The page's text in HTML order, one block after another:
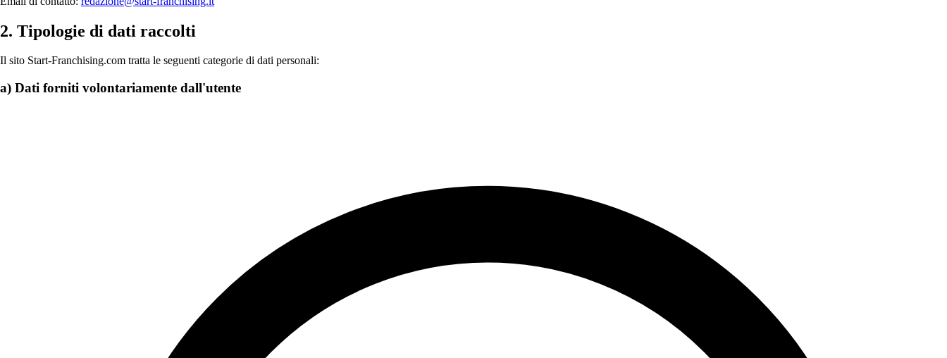
2. Tipologie di dati raccolti
Il sito Start-Franchising.com tratta le seguenti categorie di dati personali:
a) Dati forniti volontariamente dall'utente